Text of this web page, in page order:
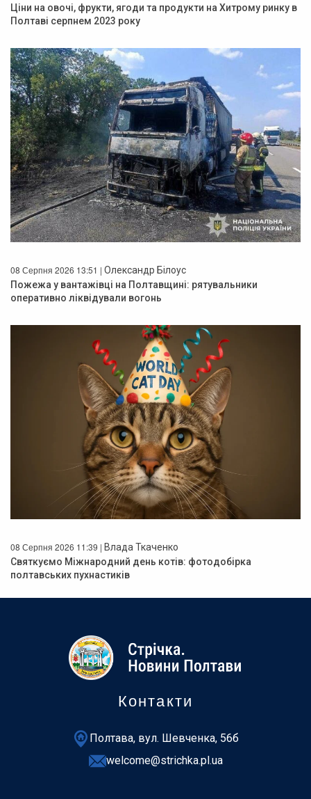
Ціни на овочі, фрукти, ягоди та продукти на Хитрому ринку в
Полтаві серпнем 2023 року
08 Серпня 2026 13:51 | Олександр Білоус
Пожежа у вантажівці на Полтавщині: рятувальники
оперативно ліквідували вогонь
08 Серпня 2026 11:39 | Влада Ткаченко
Святкуємо Міжнародний день котів: фотодобірка
полтавських пухнастиків
Контакти
Полтава, вул. Шевченка, 56б
welcome@strichka.pl.ua